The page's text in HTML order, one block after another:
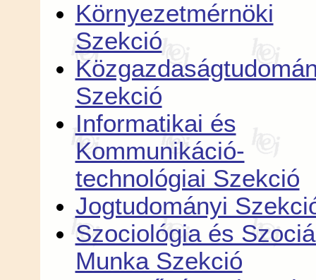
Környezetmérnöki
Szekció
Szekció
Informatikai és
Kommunikáció-
technológiai Szekció
Jogtudományi
Szociológia és
Munka Szekció